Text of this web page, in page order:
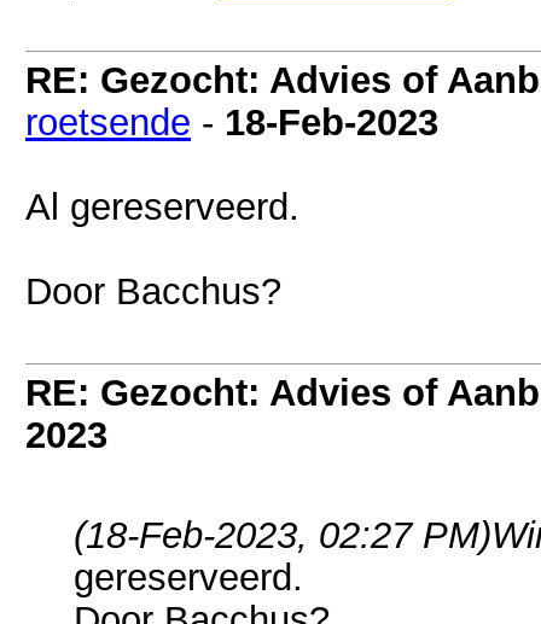
RE: Gezocht: Advies of
roetsende - 18-Feb-2023
Al gereserveerd.
Door Bacchus?
RE: Gezocht: Advies of
2023
(18-Feb-2023, 02:27 PM)
gereserveerd.